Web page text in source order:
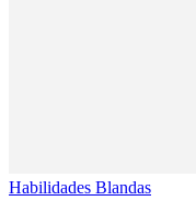
Habilidades Blandas